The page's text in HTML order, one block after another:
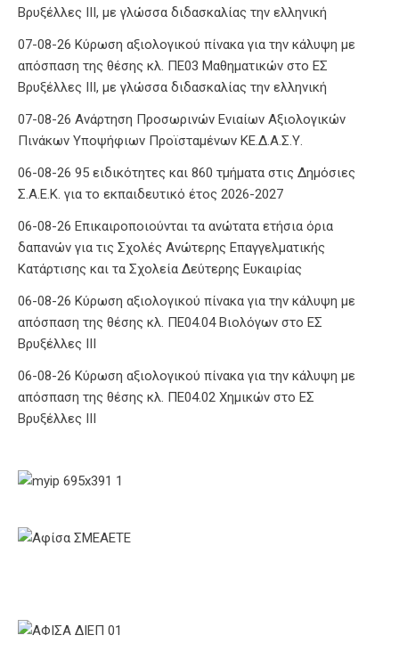
Βρυξέλλες ΙΙΙ, με γλώσσα διδασκαλίας την ελληνική
07-08-26 Κύρωση αξιολογικού πίνακα για την κάλυψη με
απόσπαση της θέσης κλ. ΠΕ03 Μαθηματικών στο ΕΣ
Βρυξέλλες ΙΙΙ, με γλώσσα διδασκαλίας την ελληνική
07-08-26 Ανάρτηση Προσωρινών Ενιαίων Αξιολογικών
Πινάκων Υποψήφιων Προϊσταμένων ΚΕ.Δ.Α.Σ.Υ.
06-08-26 95 ειδικότητες και 860 τμήματα στις Δημόσιες
Σ.Α.Ε.Κ. για το εκπαιδευτικό έτος 2026-2027
06-08-26 Επικαιροποιούνται τα ανώτατα ετήσια όρια
δαπανών για τις Σχολές Ανώτερης Επαγγελματικής
Κατάρτισης και τα Σχολεία Δεύτερης Ευκαιρίας
06-08-26 Κύρωση αξιολογικού πίνακα για την κάλυψη με
απόσπαση της θέσης κλ. ΠΕ04.04 Βιολόγων στο ΕΣ
Βρυξέλλες ΙΙΙ
06-08-26 Κύρωση αξιολογικού πίνακα για την κάλυψη με
απόσπαση της θέσης κλ. ΠΕ04.02 Χημικών στο ΕΣ
Βρυξέλλες ΙΙΙ